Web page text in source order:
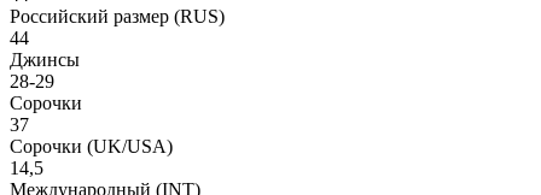
Российский размер (RUS)
44
Джинсы
28-29
Сорочки
37
Сорочки (UK/USA)
14,5
Международный (INT)